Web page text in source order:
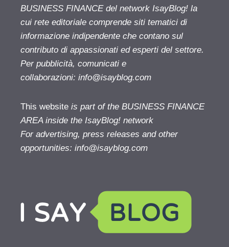
BUSINESS FINANCE del network IsayBlog! la
cui rete editoriale comprende siti tematici di
informazione indipendente che contano sul
contributo di appassionati ed esperti del settore.
Per pubblicità, comunicati e
collaborazioni: info@isayblog.com
This website is part of the BUSINESS FINANCE
AREA inside the IsayBlog! network
For advertising, press releases and other
opportunities: info@isayblog.com